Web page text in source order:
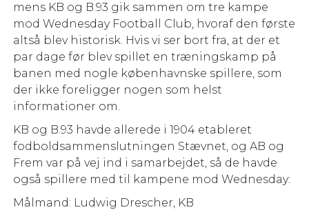
mens KB og B.93 gik sammen om tre kampe
mod Wednesday Football Club, hvoraf den første
altså blev historisk. Hvis vi ser bort fra, at der et
par dage før blev spillet en træningskamp på
banen med nogle københavnske spillere, som
der ikke foreligger nogen som helst
informationer om.
KB og B.93 havde allerede i 1904 etableret
fodboldsammenslutningen Stævnet, og AB og
Frem var på vej ind i samarbejdet, så de havde
også spillere med til kampene mod Wednesday:
Målmand: Ludwig Drescher, KB